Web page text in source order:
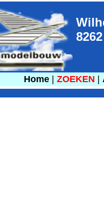
Home ZOEKEN